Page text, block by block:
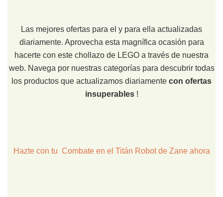
Las mejores ofertas para el y para ella actualizadas
diariamente. Aprovecha esta magnífica ocasión para
hacerte con este chollazo de LEGO a través de nuestra
web. Navega por nuestras categorías para descubrir todas
los productos que actualizamos diariamente con ofertas
insuperables!
Hazte con tu Combate en el Titán Robot de Zane ahora